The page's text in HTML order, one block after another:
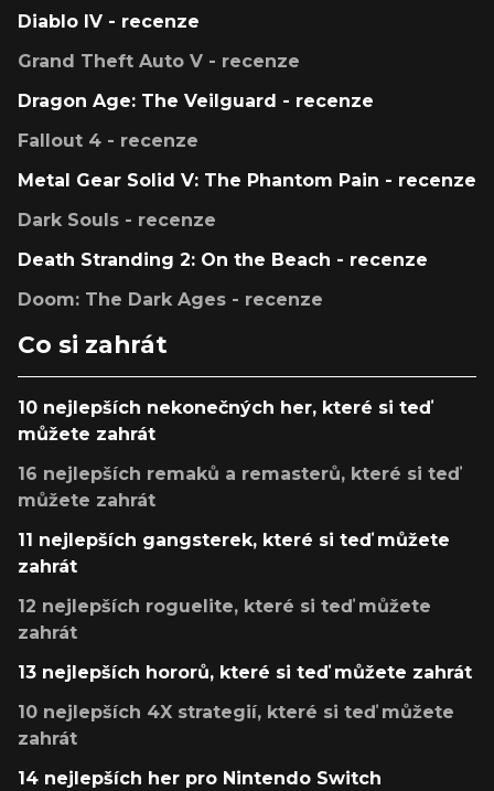
Diablo IV - recenze
Grand Theft Auto V - recenze
Dragon Age: The Veilguard - recenze
Fallout 4 - recenze
Metal Gear Solid V: The Phantom Pain - recenze
Dark Souls - recenze
Death Stranding 2: On the Beach - recenze
Doom: The Dark Ages - recenze
Co si zahrát
10 nejlepších nekonečných her, které si teď
můžete zahrát
16 nejlepších remaků a remasterů, které si teď
můžete zahrát
11 nejlepších gangsterek, které si teď můžete
zahrát
12 nejlepších roguelite, které si teď můžete
zahrát
13 nejlepších hororů, které si teď můžete zahrát
10 nejlepších 4X strategií, které si teď můžete
zahrát
14 nejlepších her pro Nintendo Switch